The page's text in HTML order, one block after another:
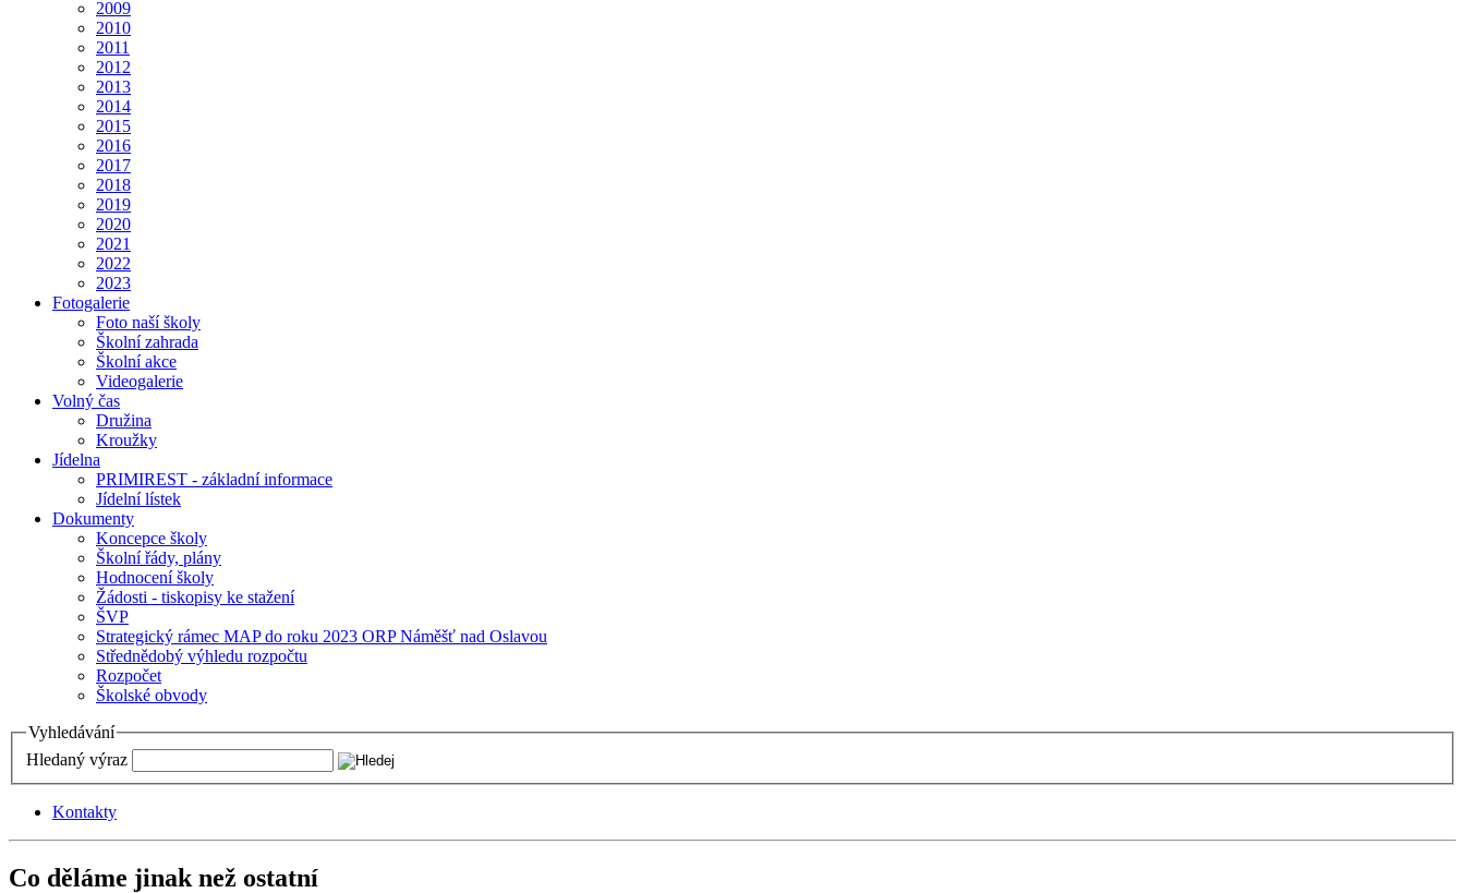
2009
2010
2011
2012
2013
2014
2015
2016
2017
2018
2019
2020
2021
2022
2023
Fotogalerie
Foto naší školy
Školní zahrada
Školní akce
Videogalerie
Volný čas
Družina
Kroužky
Jídelna
PRIMIREST - základní informace
Jídelní lístek
Dokumenty
Koncepce školy
Školní řády, plány
Hodnocení školy
Žádosti - tiskopisy ke stažení
ŠVP
Strategický rámec MAP do roku 2023 ORP Náměšť nad Oslavou
Střednědobý výhledu rozpočtu
Rozpočet
Školské obvody
Vyhledávání
Hledaný výraz
Kontakty
Co děláme jinak než ostatní